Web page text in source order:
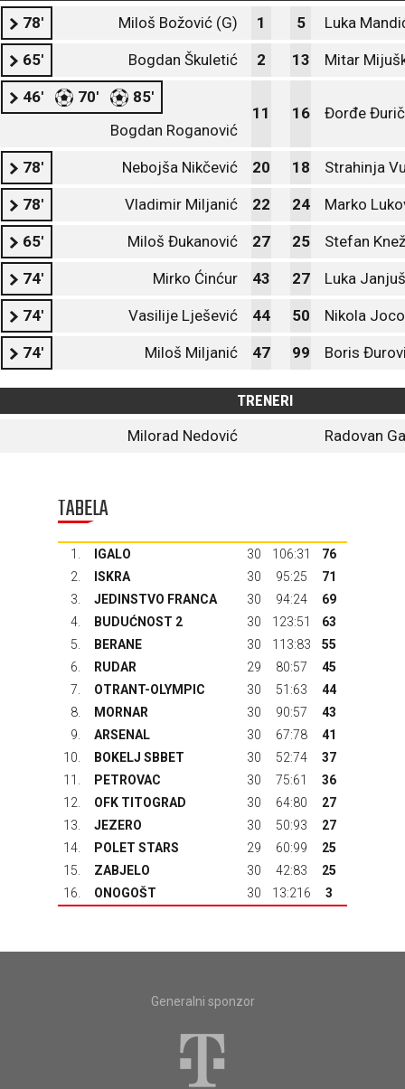
78'
Miloš Božović (G) 1 5 Luka
65' Bogdan Škuletić 2 13 Mitar
46' 70'
85'
Bogdan Roganović
11 16 Đorđe
78' Nebojša Nikčević 20 18 Strahinja
78' Vladimir Miljanić 22 24 Marko
65' Miloš Đukanović 27 25 Stefan
74' Mirko Ćinćur 43 27 Luka
74' Vasilije Lješević 44 50 Nikola
74' Miloš Miljanić 47 99 Boris
TRENERI
Milorad Nedović
Radovan
TABELA
1. IGALO 30 106:31
76
2.
ISKRA 30 95:25
71
3.
JEDINSTVO FRANCA 30 94:24
69
4.
BUDUĆNOST 2 30 123:51
63
5.
BERANE 30 113:83
55
6.
RUDAR 29 80:57
45
7.
OTRANT-OLYMPIC 30 51:63
44
8.
MORNAR 30 90:57
43
9.
ARSENAL 30 67:78
41
10.
BOKELJ SBBET 30 52:74
37
11.
PETROVAC 30 75:61
36
12.
OFK TITOGRAD 30 64:80
27
13.
JEZERO 30 50:93
27
14.
POLET STARS 29 60:99
25
15.
ZABJELO 30 42:83
25
16.
ONOGOŠT 30 13:216 3
Generalni sponzor